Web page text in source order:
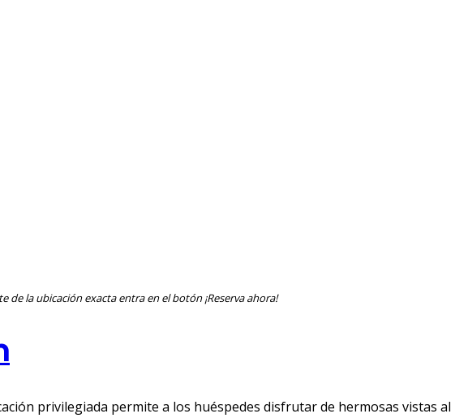
la ubicación exacta entra en el botón ¡Reserva ahora!
privilegiada permite a los huéspedes disfrutar de hermosas vistas al